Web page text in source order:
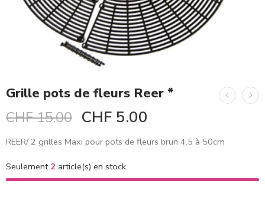
Grille pots de fleurs Reer *
CHF15.00 CHF 5.00
REER/ 2 grilles Maxi pour pots de fleurs brun 4.5 à 50cm
Seulement 2 article(s) en stock.